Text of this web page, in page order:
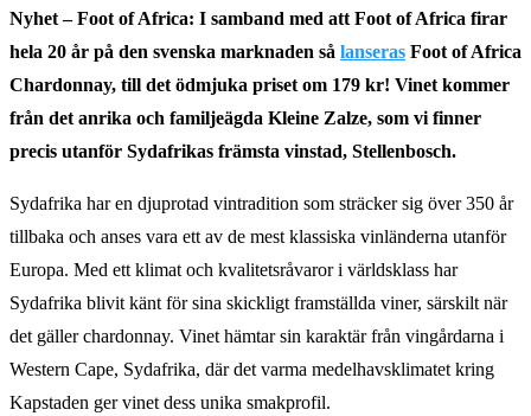
Nyhet – Foot of Africa: I samband med att Foot of Africa firar
hela 20 år på den svenska marknaden så lanseras Foot of Africa
Chardonnay, till det ödmjuka priset om 179 kr! Vinet kommer
från det anrika och familjeägda Kleine Zalze, som vi finner
precis utanför Sydafrikas främsta vinstad, Stellenbosch.
Sydafrika har en djuprotad vintradition som sträcker sig över 350 år
tillbaka och anses vara ett av de mest klassiska vinländerna utanför
Europa. Med ett klimat och kvalitetsråvaror i världsklass har
Sydafrika blivit känt för sina skickligt framställda viner, särskilt när
det gäller chardonnay. Vinet hämtar sin karaktär från vingårdarna i
Western Cape, Sydafrika, där det varma medelhavsklimatet kring
Kapstaden ger vinet dess unika smakprofil.